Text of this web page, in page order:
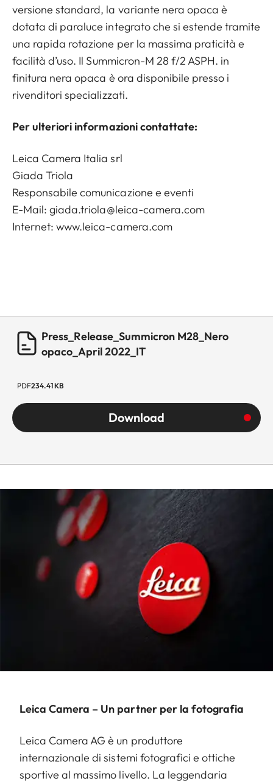
versione standard, la variante nera opaca è
dotata di paraluce integrato che si estende tramite
una rapida rotazione per la massima praticità e
facilità d’uso. Il Summicron-M 28 f/2 ASPH. in
finitura nera opaca è ora disponibile presso i
rivenditori specializzati.
Per ulteriori informazioni contattate:
Leica Camera Italia srl
Giada Triola
Responsabile comunicazione e eventi
E-Mail:giada.triola@leica-camera.com
Internet: www.leica-camera.com
Press_Release_Summicron M28_Nero
opaco_April 2022_IT
PDF234.41 KB
Download
Leica Camera – Un partner per la fotografia
Leica Camera AG è un produttore
internazionale di sistemi fotografici e ottiche
sportive al massimo livello. La leggendaria